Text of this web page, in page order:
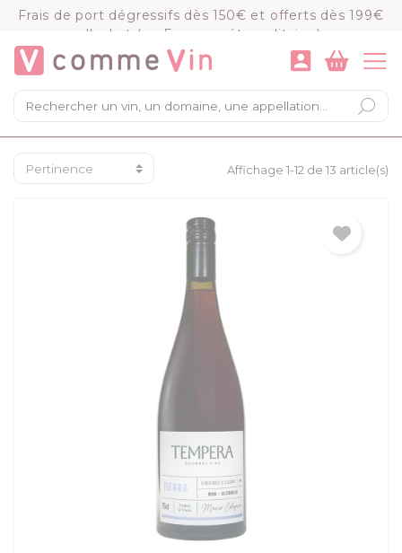
Frais de port dégressifs dès 150€ et offerts dès 199€
d'achat (en France métropolitaine)
×
Mon panier
Chargement du panier...
VOIR LE PANIER COMMANDER
Affichage 1-12 de 13 article(s)
Panneau de gestion des cookies